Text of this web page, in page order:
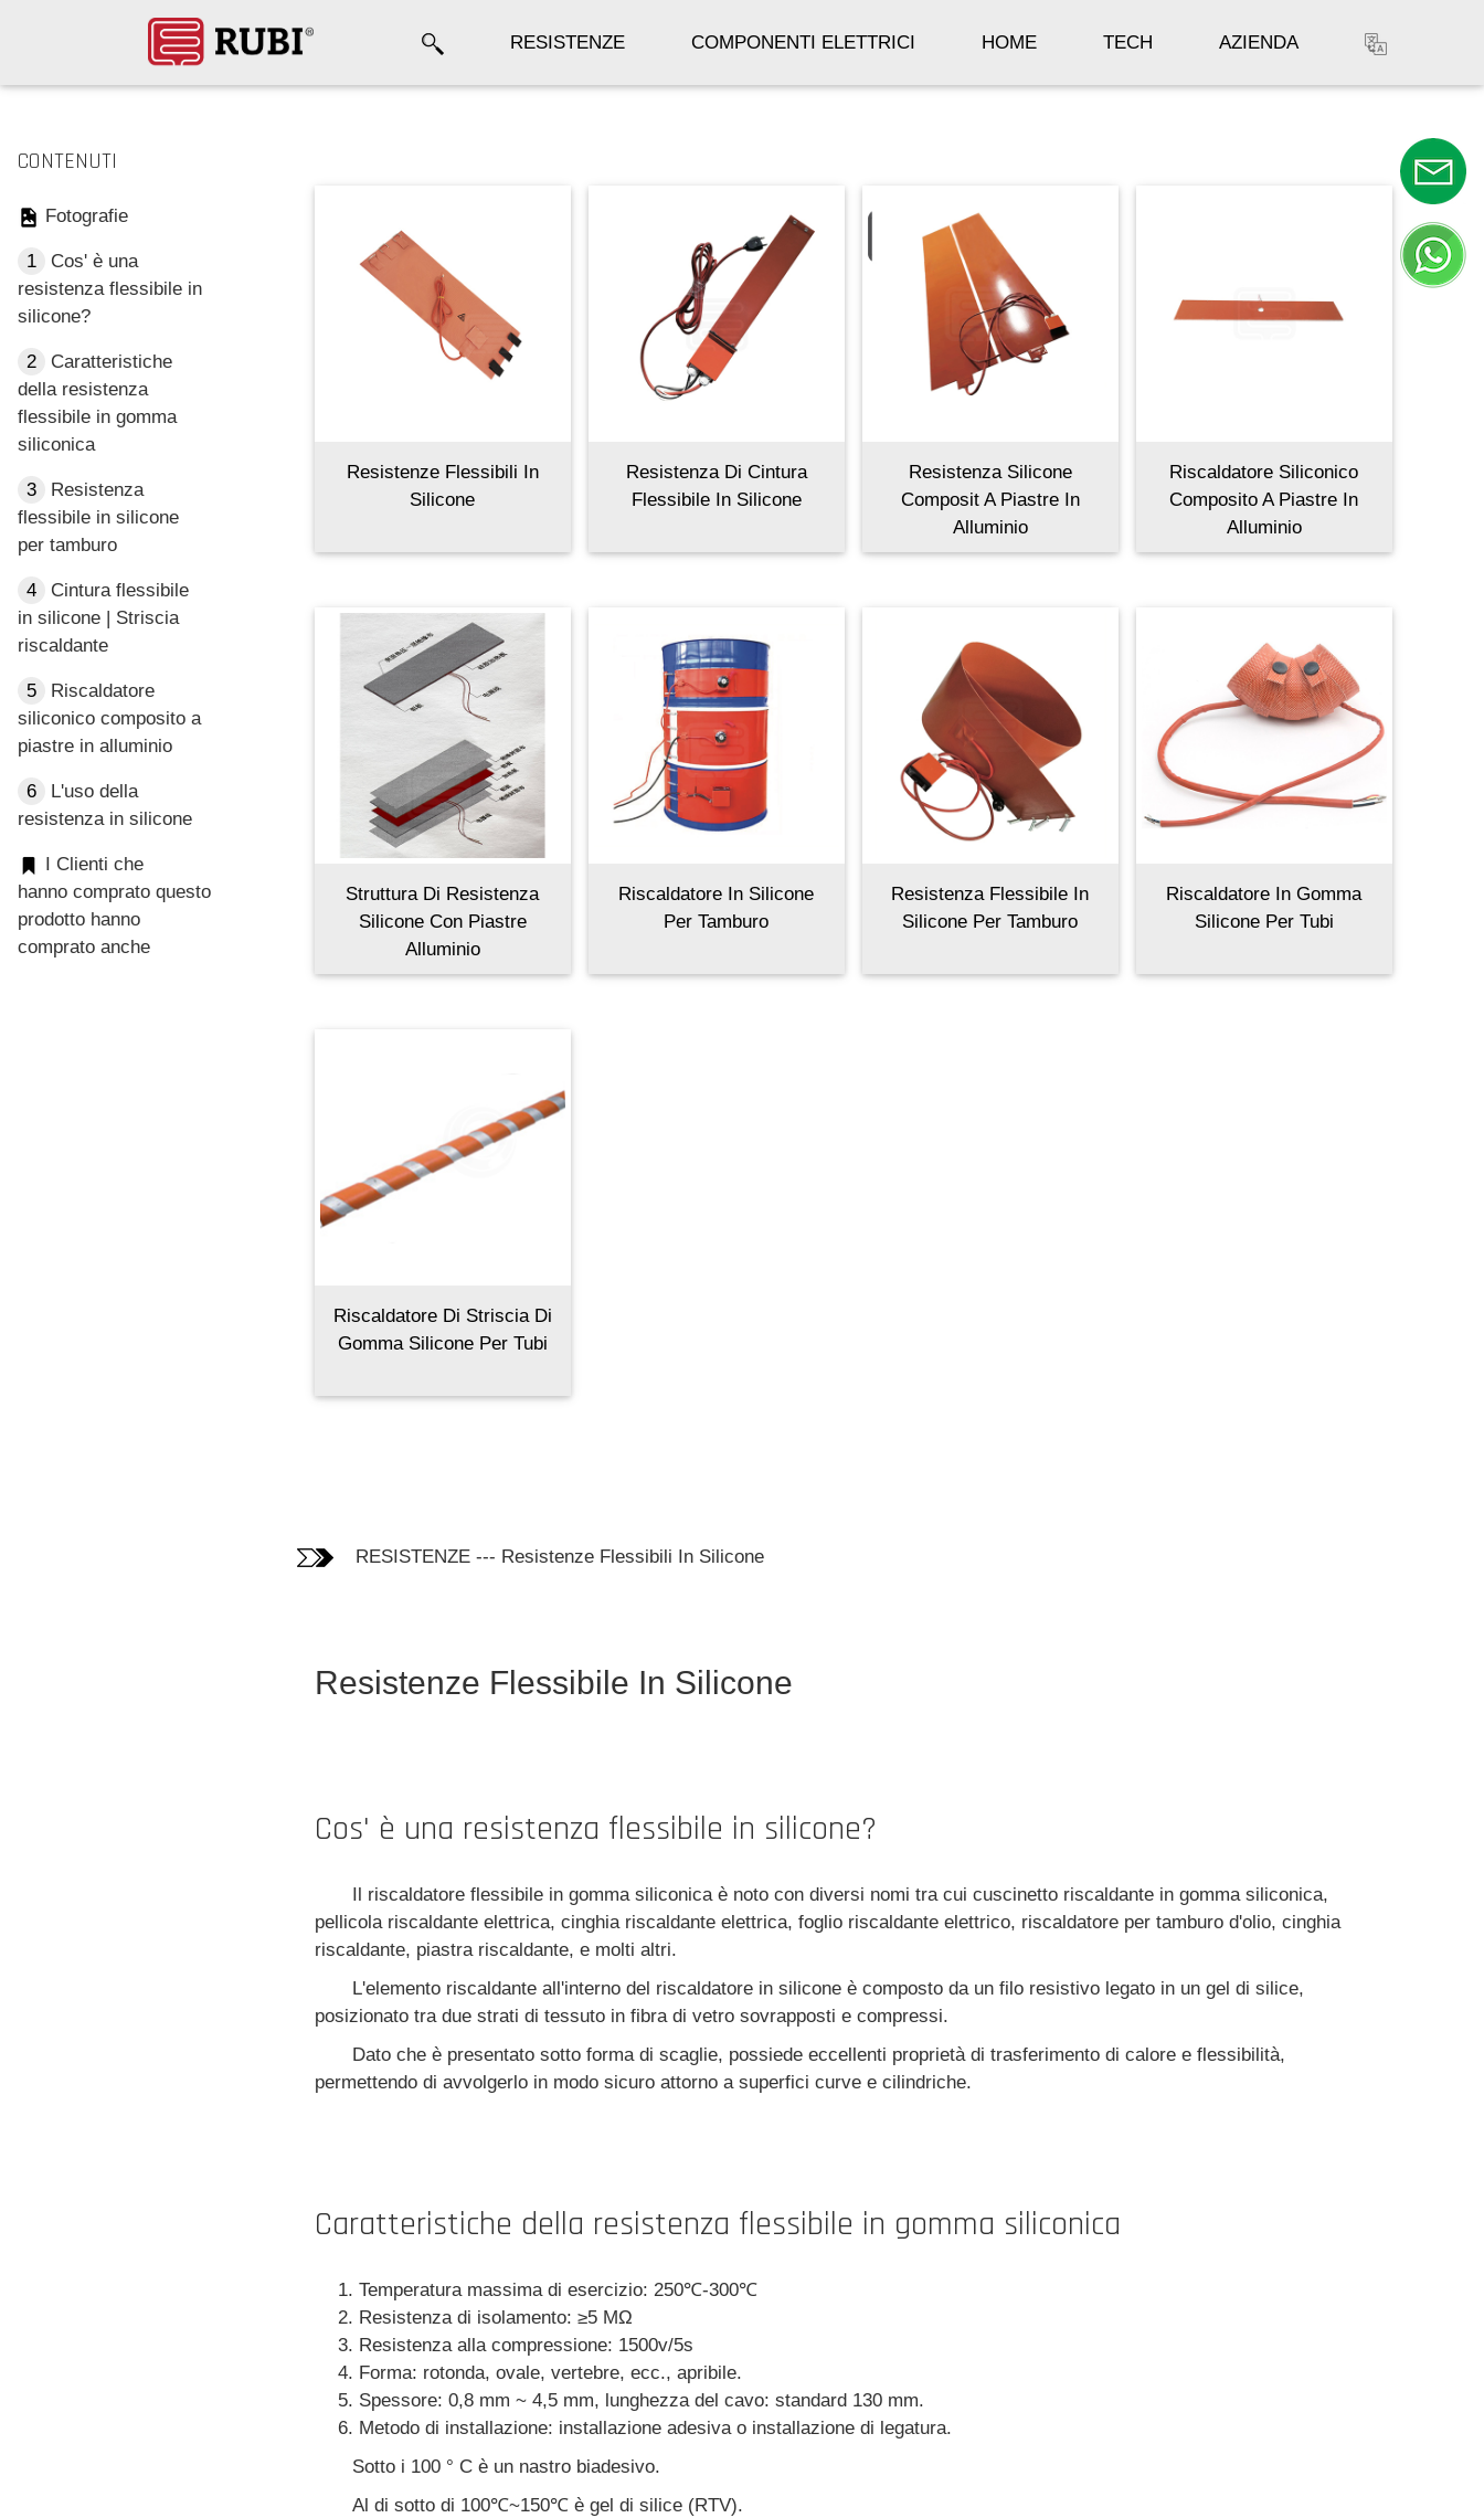
RESISTENZE COMPONENTI ELETTRICI HOME TECH AZIENDA
CONTENUTI
Fotografie
1
Cos' è una
resistenza flessibile in
silicone?
2
Caratteristiche
della resistenza
flessibile in gomma
siliconica
3
Resistenza
flessibile in silicone
per tamburo
4
Cintura flessibile
in silicone | Striscia
riscaldante
5
Riscaldatore
siliconico composito a
piastre in alluminio
6
L'uso della
resistenza in silicone
I Clienti che
hanno comprato questo
prodotto hanno
comprato anche
Resistenze Flessibili In
Silicone
Resistenza Di Cintura
Flessibile In Silicone
Resistenza Silicone
Composit A Piastre In
Alluminio
Riscaldatore Siliconico
Composito A Piastre In
Alluminio
Struttura Di Resistenza
Silicone Con Piastre
Alluminio
Riscaldatore In Silicone
Per Tamburo
Resistenza Flessibile In
Silicone Per Tamburo
Riscaldatore In Gomma
Silicone Per Tubi
Riscaldatore Di Striscia Di
Gomma Silicone Per Tubi
RESISTENZE--- Resistenze Flessibili In Silicone
Resistenze Flessibile In Silicone
Cos' è una resistenza flessibile in silicone?
Il riscaldatore flessibile in gomma siliconica è noto con diversi nomi tra cui cuscinetto riscaldante in gomma siliconica,
pellicola riscaldante elettrica, cinghia riscaldante elettrica, foglio riscaldante elettrico, riscaldatore per tamburo d'olio, cinghia
riscaldante, piastra riscaldante, e molti altri.
L'elemento riscaldante all'interno del riscaldatore in silicone è composto da un filo resistivo legato in un gel di silice,
posizionato tra due strati di tessuto in fibra di vetro sovrapposti e compressi.
Dato che è presentato sotto forma di scaglie, possiede eccellenti proprietà di trasferimento di calore e flessibilità,
permettendo di avvolgerlo in modo sicuro attorno a superfici curve e cilindriche.
Caratteristiche della resistenza flessibile in gomma siliconica
Temperatura massima di esercizio: 250℃-300℃
Resistenza di isolamento: ≥5 MΩ
Resistenza alla compressione: 1500v/5s
Forma: rotonda, ovale, vertebre, ecc., apribile.
Spessore: 0,8 mm ~ 4,5 mm, lunghezza del cavo: standard 130 mm.
Metodo di installazione: installazione adesiva o installazione di legatura.
Sotto i 100 ° C è un nastro biadesivo.
Al di sotto di 100℃~150℃ è gel di silice (RTV).